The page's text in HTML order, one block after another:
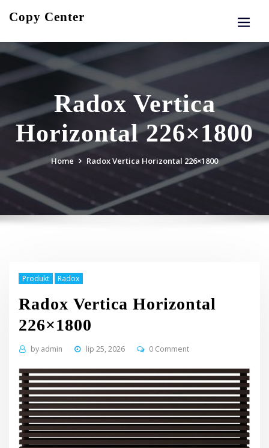
Copy Center
Radox Vertica
Horizontal 226×1800
Home Radox Vertica Horizontal 226×1800
Produkt Radox
Radox Vertica Horizontal
226×1800
by admin lip 25, 2026 0 Comment